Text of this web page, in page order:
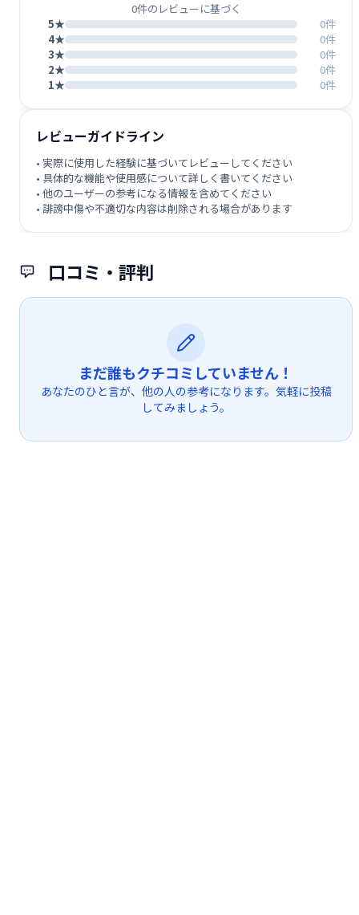
口コミ・評判
まだ誰もクチコミしていません！
あなたのひと言が、他の人の参考になります。気軽に投稿
してみましょう。
0件のレビューに基づく
5★
0件
4★
0件
3★
0件
2★
0件
1★
0件
レビューガイドライン
• 実際に使用した経験に基づいてレビューしてください
• 具体的な機能や使用感について詳しく書いてください
• 他のユーザーの参考になる情報を含めてください
• 誹謗中傷や不適切な内容は削除される場合があります